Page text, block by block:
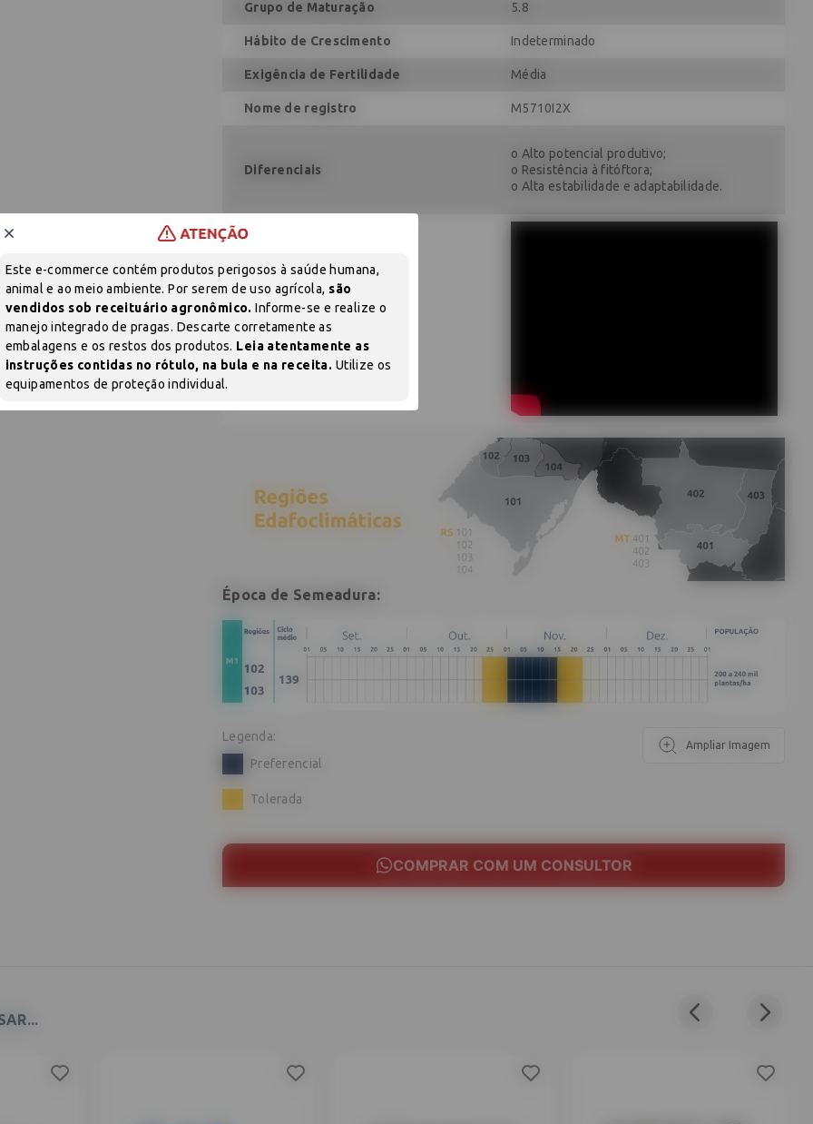
Sem produtos
Adicione produtos clicando em 'Comprar com consultor'
SEMENTES
COMPRAR AGORA COM UM CONSULTOR
Grupo de Maturação 5.8
Hábito de Crescimento Indeterminado
Exigência de Fertilidade Média
Nome de registro M5710I2X
Diferenciais
o Alto potencial produtivo;
o Resistência à fitóftora;
o Alta estabilidade e adaptabilidade.
Vídeo
Época de Semeadura:
Legenda:
Preferencial
Tolerada
Ampliar Imagem
COMPRAR COM UM CONSULTOR
Este e-commerce contém produtos perigosos à saúde humana,
animal e ao meio ambiente. Por serem de uso agrícola, são
vendidos sob receituário agronômico. Informe-se e realize o
manejo integrado de pragas. Descarte corretamente as
embalagens e os restos dos produtos. Leia atentamente as
instruções contidas no rótulo, na bula e na receita. Utilize os
equipamentos de proteção individual.